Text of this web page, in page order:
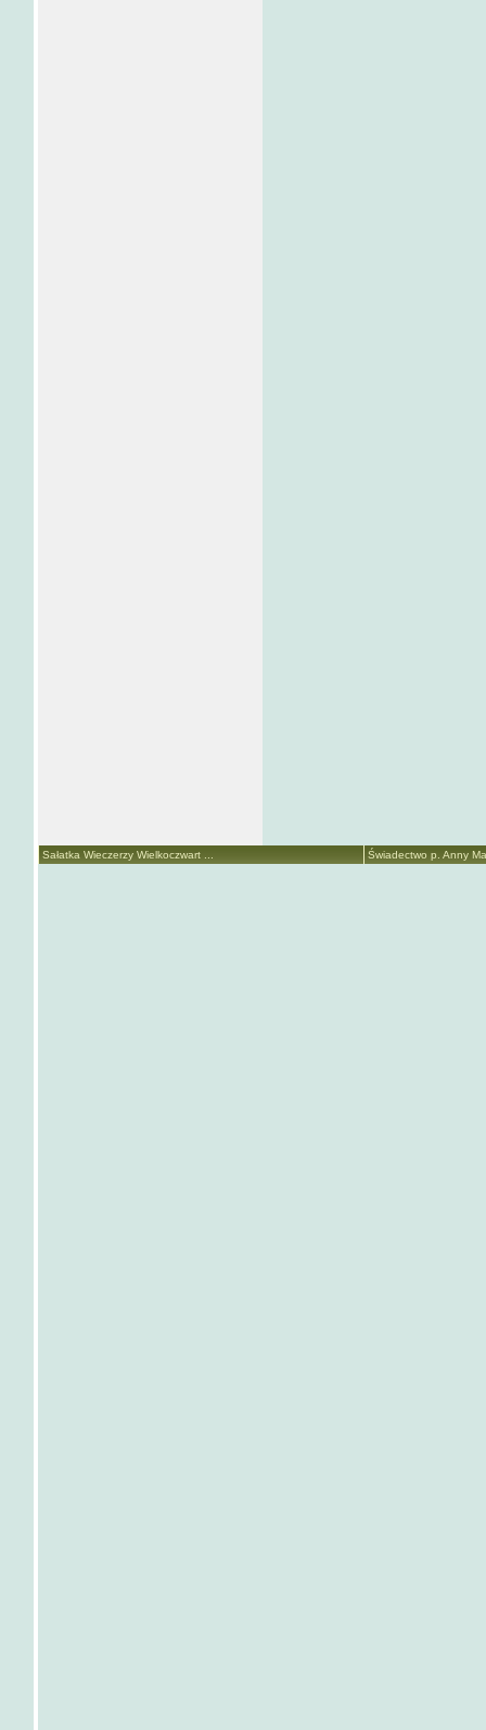
Sałatka Wieczerzy Wielkoczwart ... Świadectwo p. Anny